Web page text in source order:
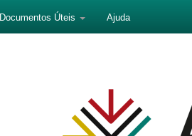
Documentos Úteis Ajuda